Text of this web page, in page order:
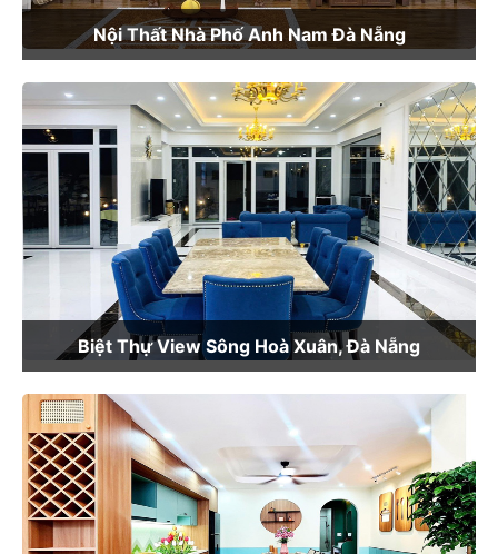
Nội Thất Nhà Phố Anh Nam Đà Nẵng
Biệt Thự View Sông Hoà Xuân, Đà Nẵng